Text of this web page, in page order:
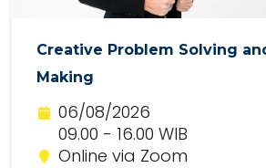
Creative Problem Solving
Making
06/08/2026
09.00 - 16.00 WIB
Online via Zoom